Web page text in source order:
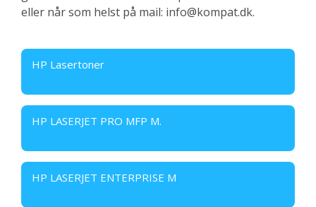
eller når som helst på mail: info@kompat.dk.
HP Lasertoner
HP LASERJET PRO MFP M.
HP LASERJET ENTERPRISE M